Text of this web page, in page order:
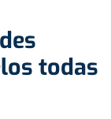
todas